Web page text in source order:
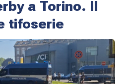
a Torino. Il
tifoserie